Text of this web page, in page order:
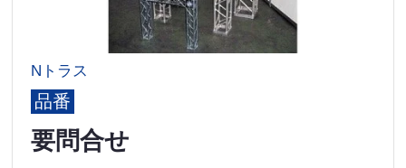
Nトラス
品番
要問合せ